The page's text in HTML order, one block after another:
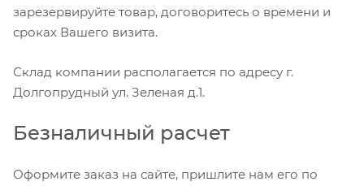
зарезервируйте товар, договоритесь о времени и
сроках Вашего визита.
Склад компании располагается по адресу г.
Долгопрудный ул. Зеленая д.1.
Безналичный расчет
Оформите заказ на сайте, пришлите нам его по